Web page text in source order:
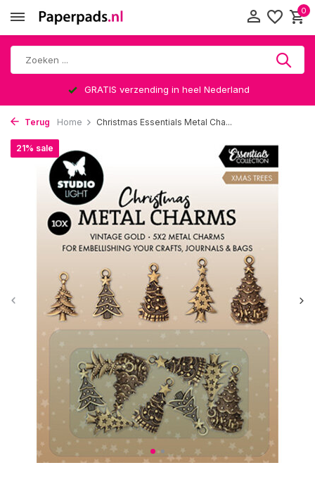
0
GRATIS verzending in heel Nederland
Terug Home Christmas Essentials Metal Cha...
21% sale